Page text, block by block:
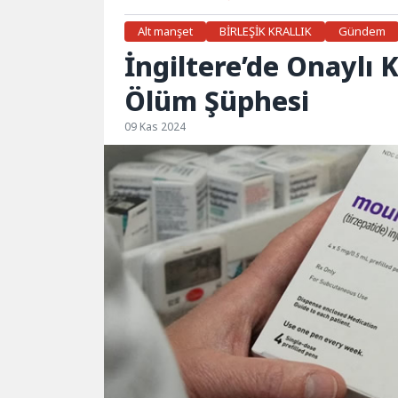
Alt manşet BİRLEŞİK KRALLIK Gündem
İngiltere’de Onaylı
Ölüm Şüphesi
09 Kas 2024